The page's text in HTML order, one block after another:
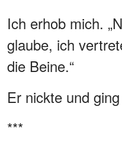
Ich erhob mich.
glaube, ich
die Beine.“
Er nickte und
***